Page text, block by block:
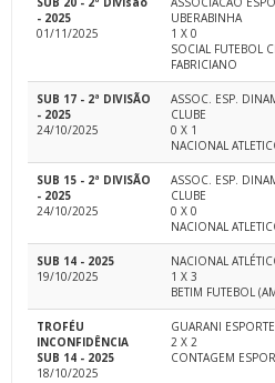
- 2025
01/11/2025
UBERABINHA
1 X 0
SOCIAL FUTEBOL
FABRICIANO
SUB 17 - 2ª DIVISÃO
- 2025
24/10/2025
ASSOC. ESP.
CLUBE
0 X 1
NACIONAL
SUB 15 - 2ª DIVISÃO
- 2025
24/10/2025
ASSOC. ESP.
CLUBE
0 X 0
NACIONAL
SUB 14 - 2025
19/10/2025
NACIONAL
1 X 3
BETIM FUTEBOL
TROFÉU
INCONFIDÊNCIA
SUB 14 - 2025
18/10/2025
GUARANI
2 X 2
CONTAGEM